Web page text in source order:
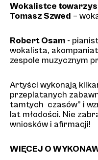
Wokalistce
Tomasz Szwed –
Robert Osam ​-​
wokalista,
zespole muzycznym
Artyści wykonają
przeplatanych
tamtych czasów” i
lat młodości. Nie
wniosków i afirmacji!
WIĘCEJ O